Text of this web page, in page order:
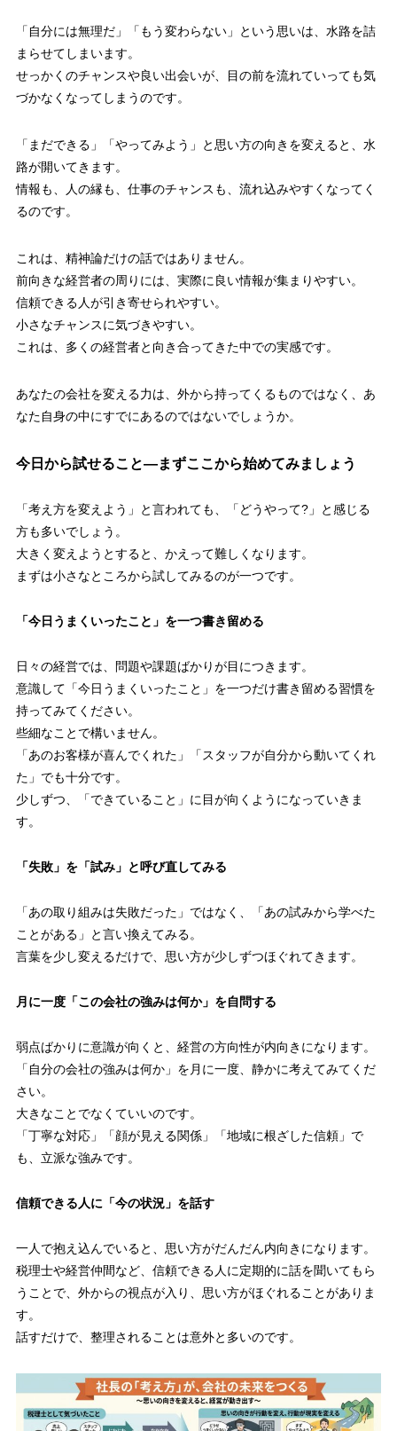
「自分には無理だ」「もう変わらない」という思いは、水路を詰
まらせてしまいます。
せっかくのチャンスや良い出会いが、目の前を流れていっても気
づかなくなってしまうのです。
「まだできる」「やってみよう」と思い方の向きを変えると、水
路が開いてきます。
情報も、人の縁も、仕事のチャンスも、流れ込みやすくなってく
るのです。
これは、精神論だけの話ではありません。
前向きな経営者の周りには、実際に良い情報が集まりやすい。
信頼できる人が引き寄せられやすい。
小さなチャンスに気づきやすい。
これは、多くの経営者と向き合ってきた中での実感です。
あなたの会社を変える力は、外から持ってくるものではなく、あ
なた自身の中にすでにあるのではないでしょうか。
今日から試せること—まずここから始めてみましょう
「考え方を変えよう」と言われても、「どうやって?」と感じる
方も多いでしょう。
大きく変えようとすると、かえって難しくなります。
まずは小さなところから試してみるのが一つです。
「今日うまくいったこと」を一つ書き留める
日々の経営では、問題や課題ばかりが目につきます。
意識して「今日うまくいったこと」を一つだけ書き留める習慣を
持ってみてください。
些細なことで構いません。
「あのお客様が喜んでくれた」「スタッフが自分から動いてくれ
た」でも十分です。
少しずつ、「できていること」に目が向くようになっていきま
す。
「失敗」を「試み」と呼び直してみる
「あの取り組みは失敗だった」ではなく、「あの試みから学べた
ことがある」と言い換えてみる。
言葉を少し変えるだけで、思い方が少しずつほぐれてきます。
月に一度「この会社の強みは何か」を自問する
弱点ばかりに意識が向くと、経営の方向性が内向きになります。
「自分の会社の強みは何か」を月に一度、静かに考えてみてくだ
さい。
大きなことでなくていいのです。
「丁寧な対応」「顔が見える関係」「地域に根ざした信頼」で
も、立派な強みです。
信頼できる人に「今の状況」を話す
一人で抱え込んでいると、思い方がだんだん内向きになります。
税理士や経営仲間など、信頼できる人に定期的に話を聞いてもら
うことで、外からの視点が入り、思い方がほぐれることがありま
す。
話すだけで、整理されることは意外と多いのです。